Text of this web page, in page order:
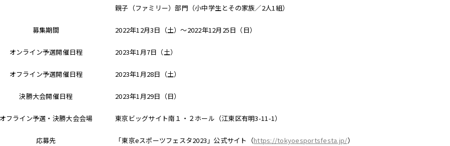
親子（ファミリー）部門（小中学生とその家族／2人1組）
募集期間 2022年12月3日（土）～2022年12月25日（日）
オンライン予選開催日程 2023年1月7日（土）
オフライン予選開催日程 2023年1月28日（土）
決勝大会開催日程 2023年1月29日（日）
オフライン予選・決勝大会会場 東京ビッグサイト南１・２ホール（江東区有明3-11-1）
応募先 「東京eスポーツフェスタ2023」公式サイト（https://tokyoesportsfesta.jp/）